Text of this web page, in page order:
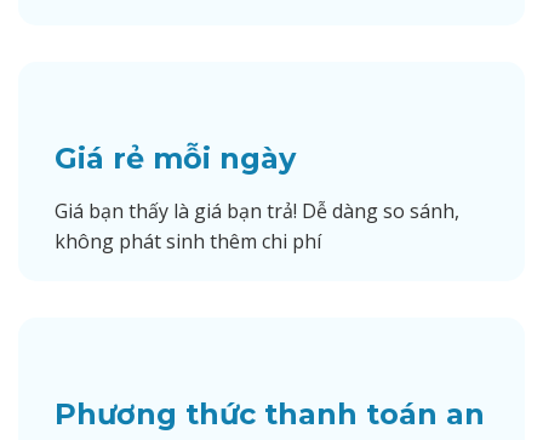
Giá rẻ mỗi ngày
Giá bạn thấy là giá bạn trả! Dễ dàng so sánh,
không phát sinh thêm chi phí
Phương thức thanh toán an